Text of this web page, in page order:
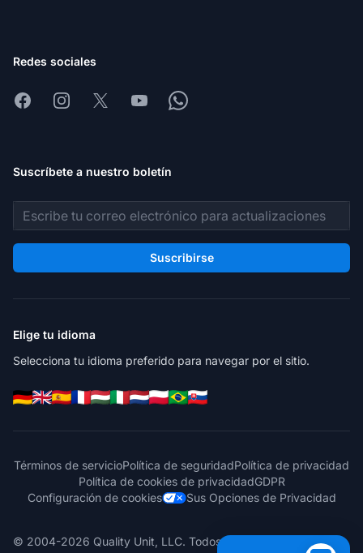
Redes sociales
FacebookInstagram
X YoutubeWhatsapp
Suscríbete a nuestro boletín
Dirección de correo electrónico
Suscribirse
Elige tu idioma
Selecciona tu idioma preferido para navegar por el sitio.
Términos de servicioPolítica de seguridadPolítica de privacidad
Política de cookies de privacidadGDPR
Configuración de cookies
Sus Opciones de Privacidad
© 2004-2026 Quality Unit, LLC. Todos los derechos